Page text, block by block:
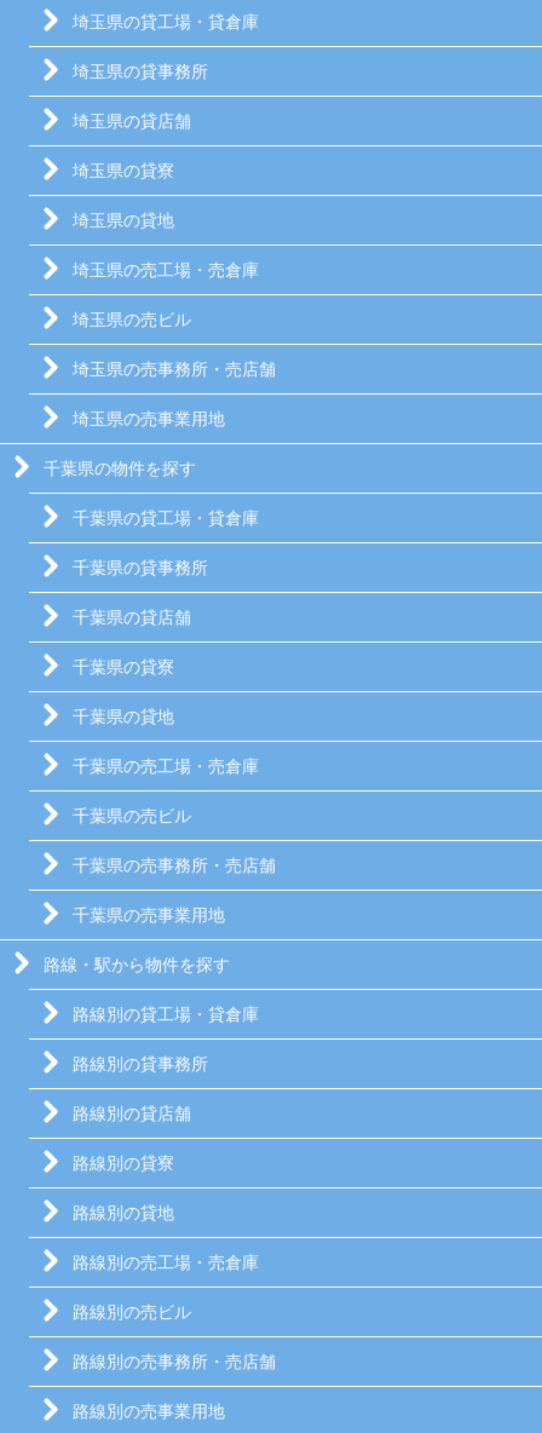
埼玉県の貸工場・貸倉庫
埼玉県の貸事務所
埼玉県の貸店舗
埼玉県の貸寮
埼玉県の貸地
埼玉県の売工場・売倉庫
埼玉県の売ビル
埼玉県の売事務所・売店舗
埼玉県の売事業用地
千葉県の物件を探す
千葉県の貸工場・貸倉庫
千葉県の貸事務所
千葉県の貸店舗
千葉県の貸寮
千葉県の貸地
千葉県の売工場・売倉庫
千葉県の売ビル
千葉県の売事務所・売店舗
千葉県の売事業用地
路線・駅から物件を探す
路線別の貸工場・貸倉庫
路線別の貸事務所
路線別の貸店舗
路線別の貸寮
路線別の貸地
路線別の売工場・売倉庫
路線別の売ビル
路線別の売事務所・売店舗
路線別の売事業用地